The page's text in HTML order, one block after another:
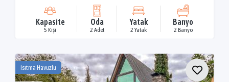
Kapasite
5 Kişi
Oda
2 Adet
Yatak
2 Yatak
Banyo
2 Banyo
Isıtma Havuzlu